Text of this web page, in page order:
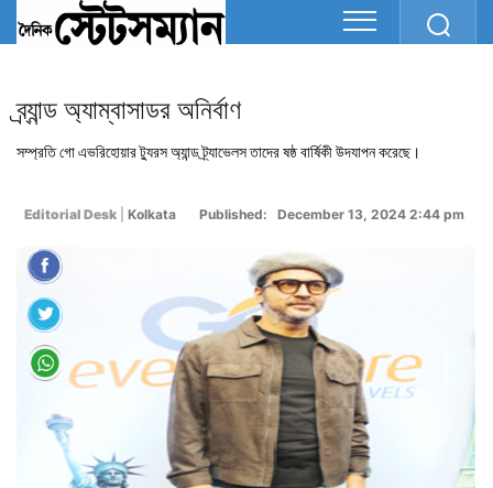
ব্র্যান্ড অ্যাম্বাসাডর অনির্বাণ
সম্প্রতি গো এভরিহোয়ার ট্যুরস অ্যান্ড ট্র্যাভেলস তাদের ষষ্ঠ বার্ষিকী উদযাপন করেছে।
Editorial Desk Kolkata Published: December 13, 2024 2:44 pm